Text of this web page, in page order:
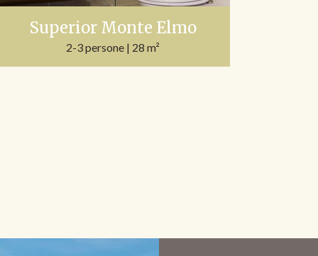
Superior Monte Elmo
2-3 persone | 28 m²